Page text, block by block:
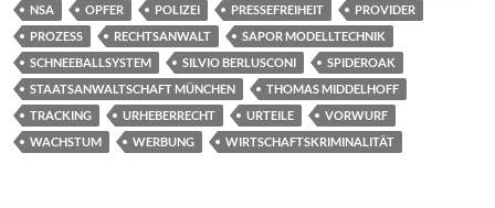
NSA
OPFER POLIZEI PRESSEFREIHEIT
PROVIDER
PROZESS
RECHTSANWALT
SAPOR MODELLTECHNIK
SCHNEEBALLSYSTEM
SILVIO BERLUSCONI
SPIDEROAK
STAATSANWALTSCHAFT MÜNCHEN
THOMAS MIDDELHOFF
TRACKING
URHEBERRECHT URTEILE
VORWURF
WACHSTUM
WERBUNG WIRTSCHAFTSKRIMINALITÄT